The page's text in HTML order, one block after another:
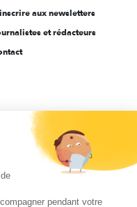
aux newsletters
et rédacteurs
pendant votre